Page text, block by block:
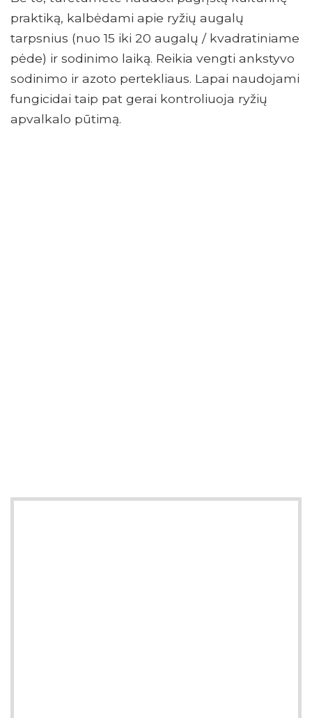
praktiką, kalbėdami apie ryžių augalų
tarpsnius (nuo 15 iki 20 augalų / kvadratiniame
pėde) ir sodinimo laiką. Reikia vengti ankstyvo
sodinimo ir azoto pertekliaus. Lapai naudojami
fungicidai taip pat gerai kontroliuoja ryžių
apvalkalo pūtimą.